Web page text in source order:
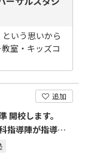
いう思いから
室・キッズコ
追加
開校します。
指導陣が指導し